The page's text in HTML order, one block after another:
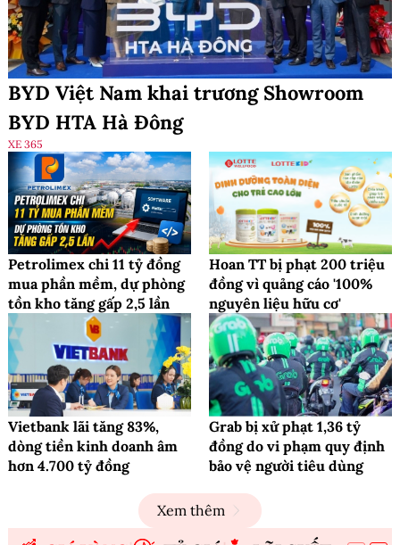
BYD Việt Nam khai trương Showroom
BYD HTA Hà Đông
XE 365
Petrolimex chi 11 tỷ đồng
mua phần mềm, dự phòng
tồn kho tăng gấp 2,5 lần
Hoan TT bị phạt 200 triệu
đồng vì quảng cáo '100%
nguyên liệu hữu cơ'
Vietbank lãi tăng 83%,
dòng tiền kinh doanh âm
hơn 4.700 tỷ đồng
Grab bị xử phạt 1,36 tỷ
đồng do vi phạm quy định
bảo vệ người tiêu dùng
Xem thêm